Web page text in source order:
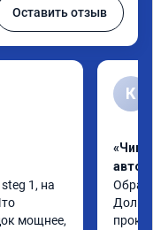
Оставить отзыв
1, на
мощнее,
К
«Чип
Долго